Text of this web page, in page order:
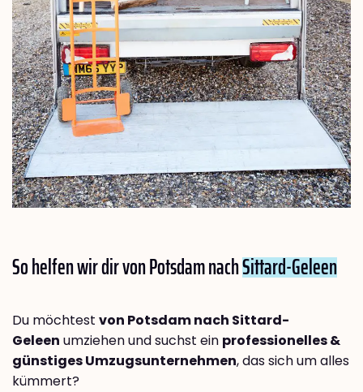
So helfen wir dir von Potsdam nachSittard-Geleen
Du möchtest von Potsdam nach Sittard-
Geleen umziehen und suchst ein professionelles &
günstiges Umzugsunternehmen, das sich um alles
kümmert?